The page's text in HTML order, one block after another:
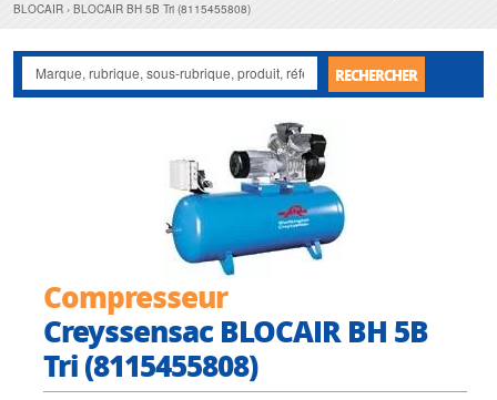
BLOCAIR
BLOCAIR BH 5B Tri (8115455808)
RECHERCHER
Compresseur
Creyssensac BLOCAIR BH 5B
Tri (8115455808)